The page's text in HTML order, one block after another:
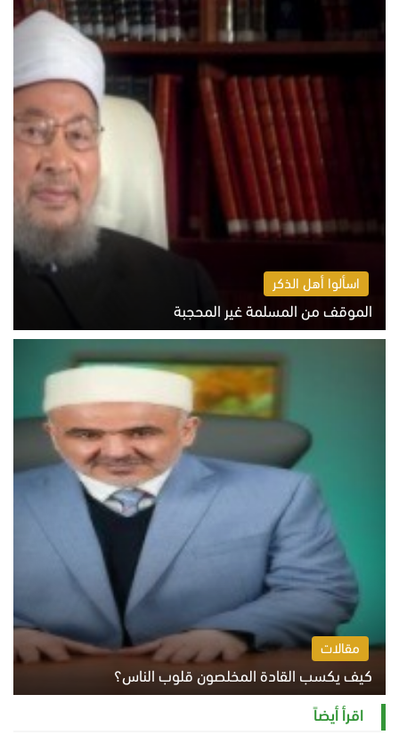
اسألوا أهل الذكر
الموقف من المسلمة غير المحجبة
الخميس 6 أغسطس 2026 10:45 ص
مقالات
كيف يكسب القادة المخلصون قلوب الناس؟
الثلاثاء 4 أغسطس 2026 12:27 م
اقرأ أيضاً